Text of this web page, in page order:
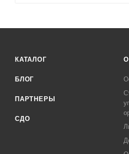
КАТАЛОГ
БЛОГ
ПАРТНЕРЫ
СДО